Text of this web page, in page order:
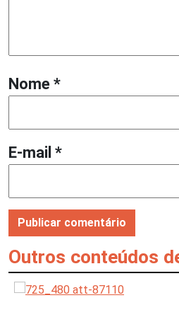
Nome *
E-mail *
Outros conteúdos